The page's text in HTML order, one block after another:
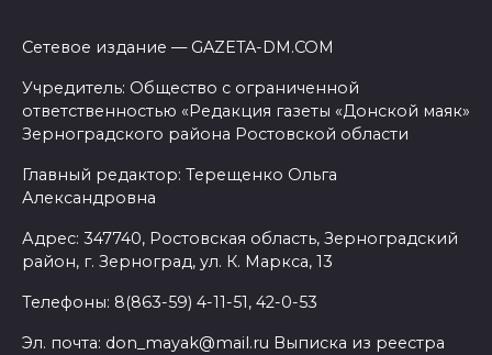
Сетевое издание — GAZETA-DM.COM
Учредитель: Общество с ограниченной
ответственностью «Редакция газеты «Донской маяк»
Зерноградского района Ростовской области
Главный редактор: Терещенко Ольга
Александровна
Адрес: 347740, Ростовская область, Зерноградский
район, г. Зерноград, ул. К. Маркса, 13
Телефоны: 8(863-59) 4-11-51, 42-0-53
Эл. почта: don_mayak@mail.ru Выписка из реестра